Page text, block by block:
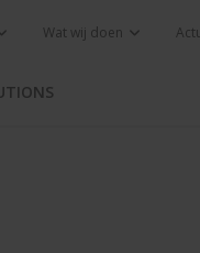
Wat wij doen